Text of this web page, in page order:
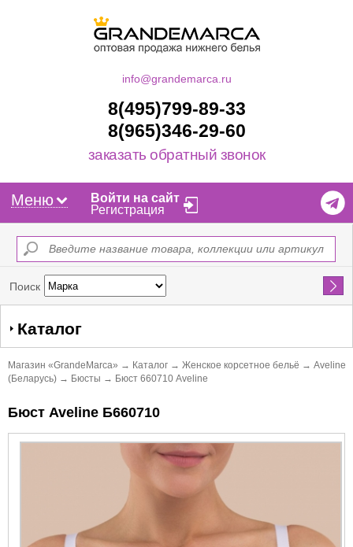
info@grandemarca.ru
8(495)799-89-33
8(965)346-29-60
заказать обратный звонок
Меню
Войти на сайт
Регистрация
Поиск Найти
Каталог
Магазин «GrandeMarca» → Каталог → Женское корсетное бельё → Aveline
(Беларусь) → Бюсты → Бюст 660710 Aveline
Бюст Aveline Б660710